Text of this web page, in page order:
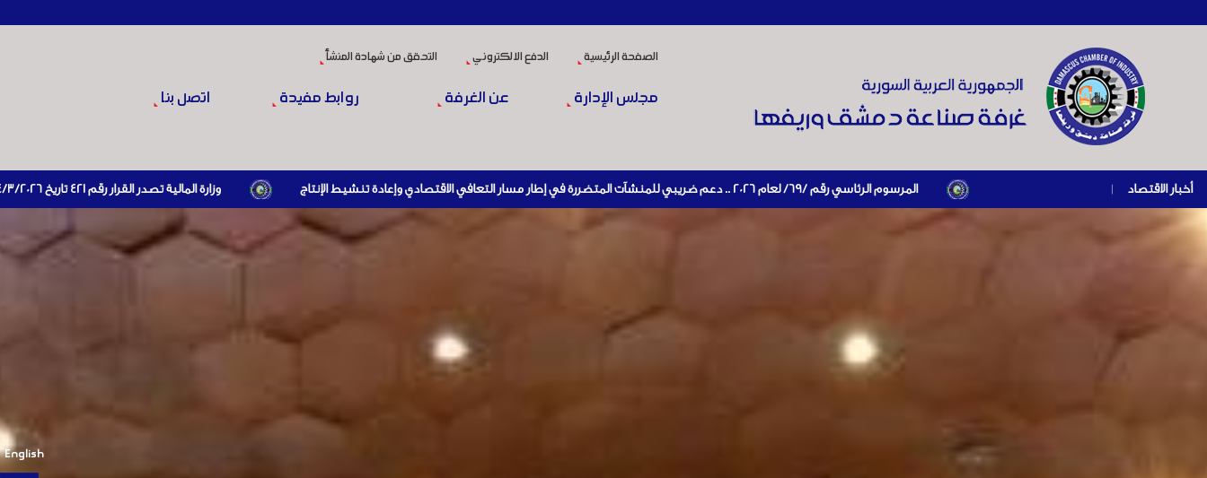
الصفحة الرئيسية الدفع الالكتروني التحقق من شهادة المنشأ
مجلس الإدارة عن الغرفة روابط مفيدة اتصل بنا
أخبار الاقتصاد | المرسوم الرئاسي رقم /69/ لعام 2026 .. دعم ضريبي للمنشآت المتضررة في إطار مسار التعافي الاقتصادي وإعادة تنشيط الإنتاج وزارة المالية تصدر القرار رقم 421 تاريخ 24/3/2026 المتضمن الزام المستوردين بإبراز براءة ذمة مالية سارية صادرة عن الهيئة العامة للضرائب والرسوم أو مديرياتها عند القيام بعمليات الاستيراد
English